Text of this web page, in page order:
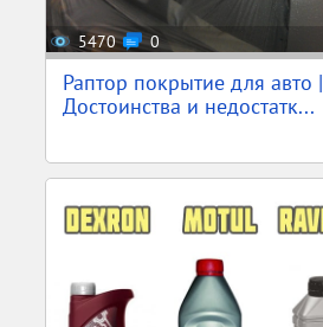
5470 0
Раптор покрытие для авто |
Достоинства и недостатк...